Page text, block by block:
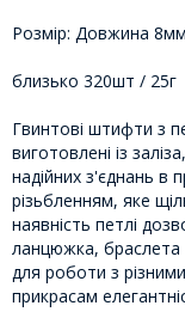
Розмір: Довжина
близько 320шт / 25г
Гвинтові штифти з
виготовлені із
надійних з'єднань в
різьбленням, яке
наявність петлі
ланцюжка, браслета
для роботи з
прикрасам